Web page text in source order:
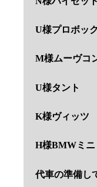
U様プロボッ
M様ムーヴコ
U様タント
K様ヴィッツ
H様BMWミニ
代車の準備し